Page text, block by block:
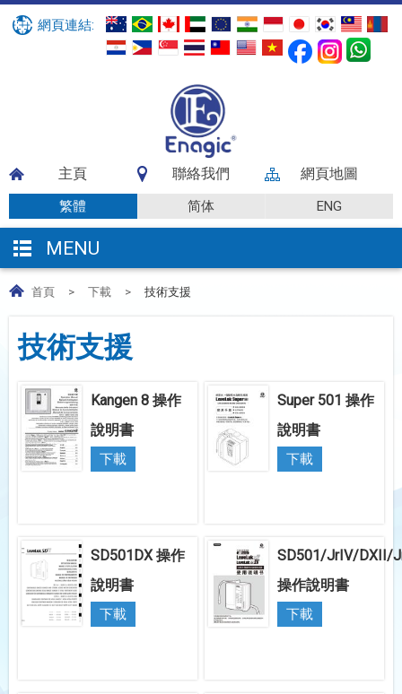
網頁連結:
主頁 聯絡我們 網頁地圖
繁體 简体 ENG
MENU
首頁 > 下載 > 技術支援
技術支援
Kangen 8 操作
說明書
下載
Super 501 操作
說明書
下載
SD501DX 操作
說明書
下載
SD501/JrIV/DXII/
操作說明書
下載